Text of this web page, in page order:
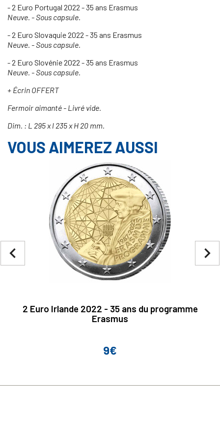
- 2 Euro Portugal 2022 - 35 ans Erasmus
Neuve. - Sous capsule.
- 2 Euro Slovaquie 2022 - 35 ans Erasmus
Neuve. - Sous capsule.
- 2 Euro Slovénie 2022 - 35 ans Erasmus
Neuve. - Sous capsule.
+ Écrin OFFERT
Fermoir aimanté - Livré vide.
Dim. : L 295 x l 235 x H 20 mm.
VOUS AIMEREZ AUSSI
2 Euro Irlande 2022 - 35 ans du programme
Erasmus
Prix
9€
navigate_next
navigate_before